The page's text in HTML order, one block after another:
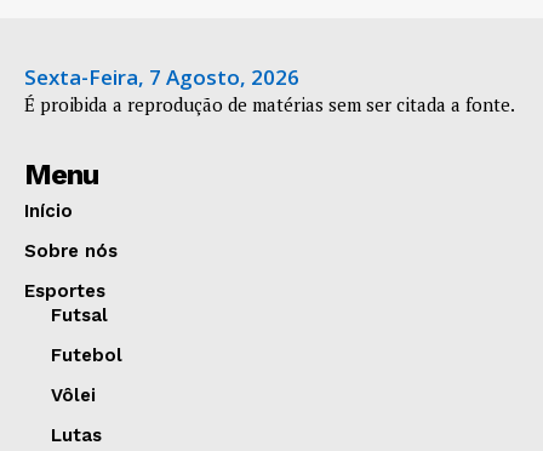
Sexta-Feira, 7 Agosto, 2026
É proibida a reprodução de matérias sem ser citada a fonte.
Menu
Início
Sobre nós
Esportes
Futsal
Futebol
Vôlei
Lutas